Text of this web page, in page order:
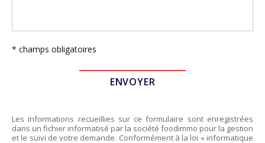
* champs obligatoires
Les informations recueillies sur ce formulaire sont enregistrées
dans un fichier informatisé par la société foodimmo pour la gestion
et le suivi de votre demande. Conformément à la loi « informatique